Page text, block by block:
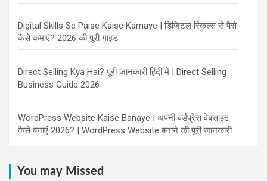
Digital Skills Se Paise Kaise Kamaye | डिजिटल स्किल्स से पैसे
कैसे कमाएं? 2026 की पूरी गाइड
Direct Selling Kya Hai? पूरी जानकारी हिंदी में | Direct Selling
Business Guide 2026
WordPress Website Kaise Banaye | अपनी वर्डप्रेस वेबसाइट
कैसे बनाएं 2026? | WordPress Website बनाने की पूरी जानकारी
You may Missed